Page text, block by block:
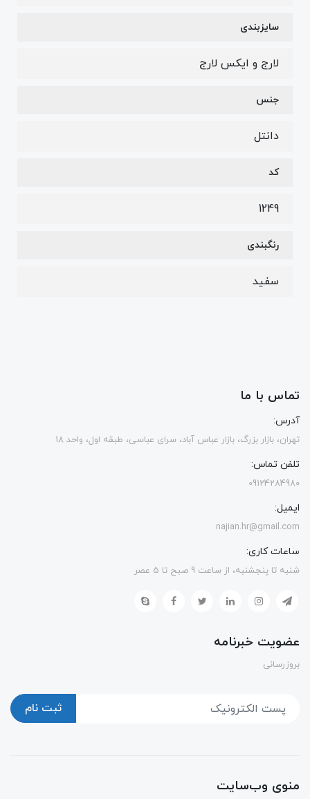
سایزبندی
لارج و ایکس لارج
جنس
دانتل
کد
1249
رنگبندی
سفید
تماس با ما
آدرس:
تهران، بازار بزرگ، بازار عباس آباد، سرای عباسی، طبقه اول، واحد 18
تلفن تماس:
09124284980
ایمیل:
najian.hr@gmail.com
ساعات کاری:
شنبه تا پنجشنبه، از ساعت 9 صبح تا 5 عصر
عضویت خبرنامه
بروزرسانی
ثبت نام
منوی وب‌سایت